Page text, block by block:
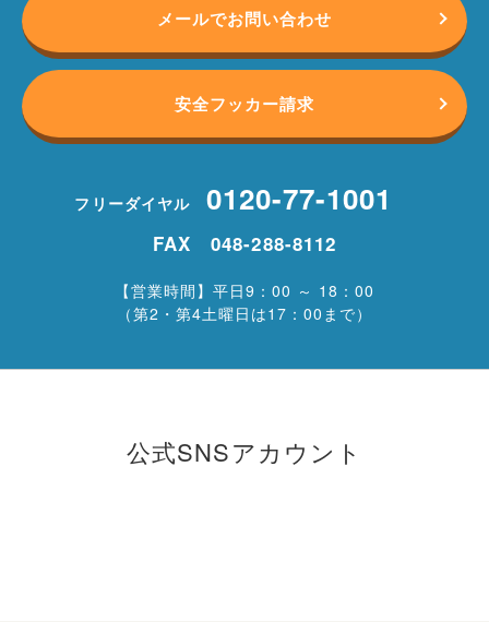
メールでお問い合わせ
安全フッカー請求
フリーダイヤル 0120-77-1001
FAX 048-288-8112
【営業時間】平日9：00 ～ 18：00
（第2・第4土曜日は17：00まで）
公式SNSアカウント